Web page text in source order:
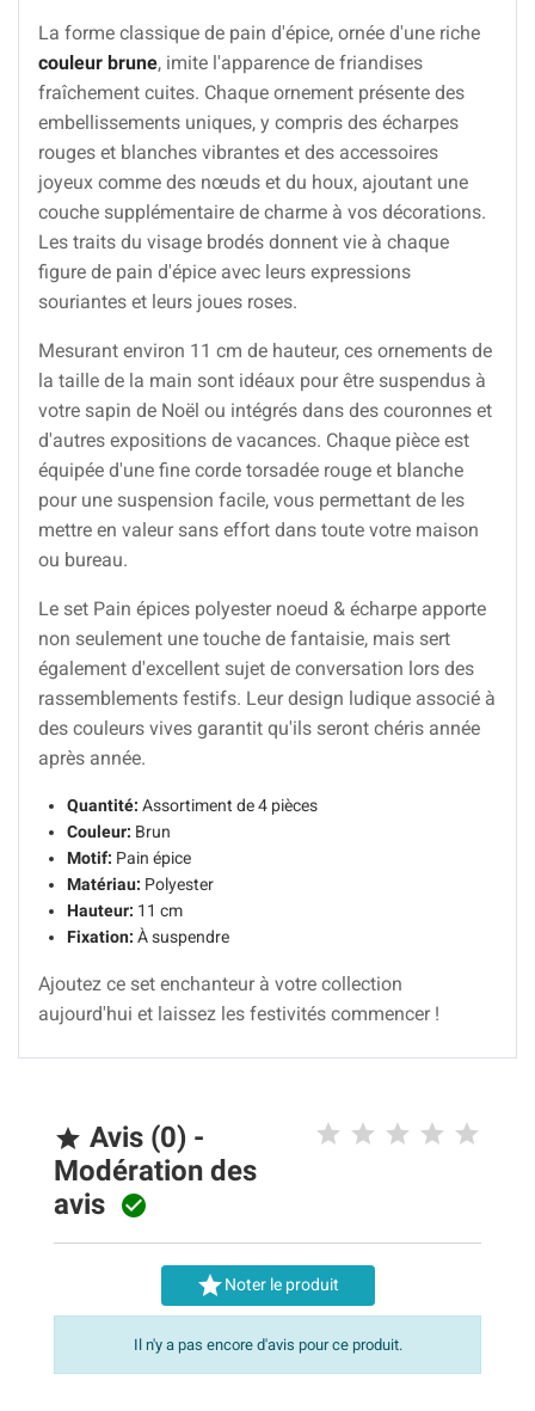
La forme classique de pain d'épice, ornée d'une riche
couleur brune, imite l'apparence de friandises
fraîchement cuites. Chaque ornement présente des
embellissements uniques, y compris des écharpes
rouges et blanches vibrantes et des accessoires
joyeux comme des nœuds et du houx, ajoutant une
couche supplémentaire de charme à vos décorations.
Les traits du visage brodés donnent vie à chaque
figure de pain d'épice avec leurs expressions
souriantes et leurs joues roses.
Mesurant environ 11 cm de hauteur, ces ornements de
la taille de la main sont idéaux pour être suspendus à
votre sapin de Noël ou intégrés dans des couronnes et
d'autres expositions de vacances. Chaque pièce est
équipée d'une fine corde torsadée rouge et blanche
pour une suspension facile, vous permettant de les
mettre en valeur sans effort dans toute votre maison
ou bureau.
Le set Pain épices polyester noeud & écharpe apporte
non seulement une touche de fantaisie, mais sert
également d'excellent sujet de conversation lors des
rassemblements festifs. Leur design ludique associé à
des couleurs vives garantit qu'ils seront chéris année
après année.
Quantité: Assortiment de 4 pièces
Couleur: Brun
Motif: Pain épice
Matériau: Polyester
Hauteur: 11 cm
Fixation: À suspendre
Ajoutez ce set enchanteur à votre collection
aujourd'hui et laissez les festivités commencer !
 Avis (0) -
Modération des
avis 
Noter le produit
Il n'y a pas encore d'avis pour ce produit.